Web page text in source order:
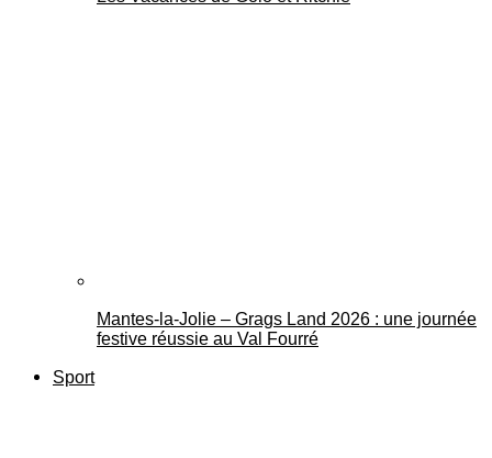
Mantes-la-Jolie – Grags Land 2026 : une journée
festive réussie au Val Fourré
Sport